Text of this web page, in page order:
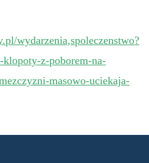
wydarzenia,spoleczenstwo?
klopoty-z-poborem-na-
masowo-uciekaja-